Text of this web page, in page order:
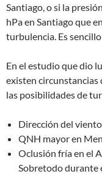
Santiago, o si la
hPa en Santiago que
turbulencia. Es
En el estudio que dio
existen circunstancias
las posibilidades de
Dirección del
QNH mayor en
Oclusión fría en el
Sobretodo durante